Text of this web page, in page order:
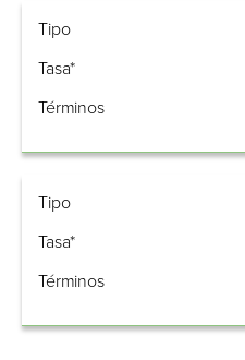
Tipo
Tipo
Tasa*
Términos
Tipo
Tasa*
Términos